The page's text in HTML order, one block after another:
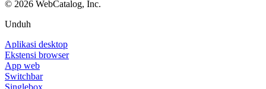
© 2026 WebCatalog, Inc.
Unduh
Aplikasi desktop
Ekstensi browser
App web
Switchbar
Singlebox